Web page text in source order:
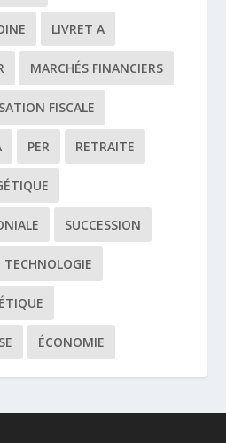
LIVRET A
MARCHÉS FINANCIERS
FISCALE
PER RETRAITE
SUCCESSION
TECHNOLOGIE
ÉCONOMIE